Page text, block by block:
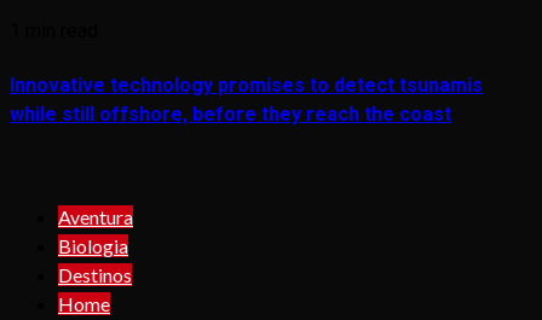
Innovative technology promises to detect tsunamis
while still offshore, before they reach the coast
Aventura
Biologia
Destinos
Home